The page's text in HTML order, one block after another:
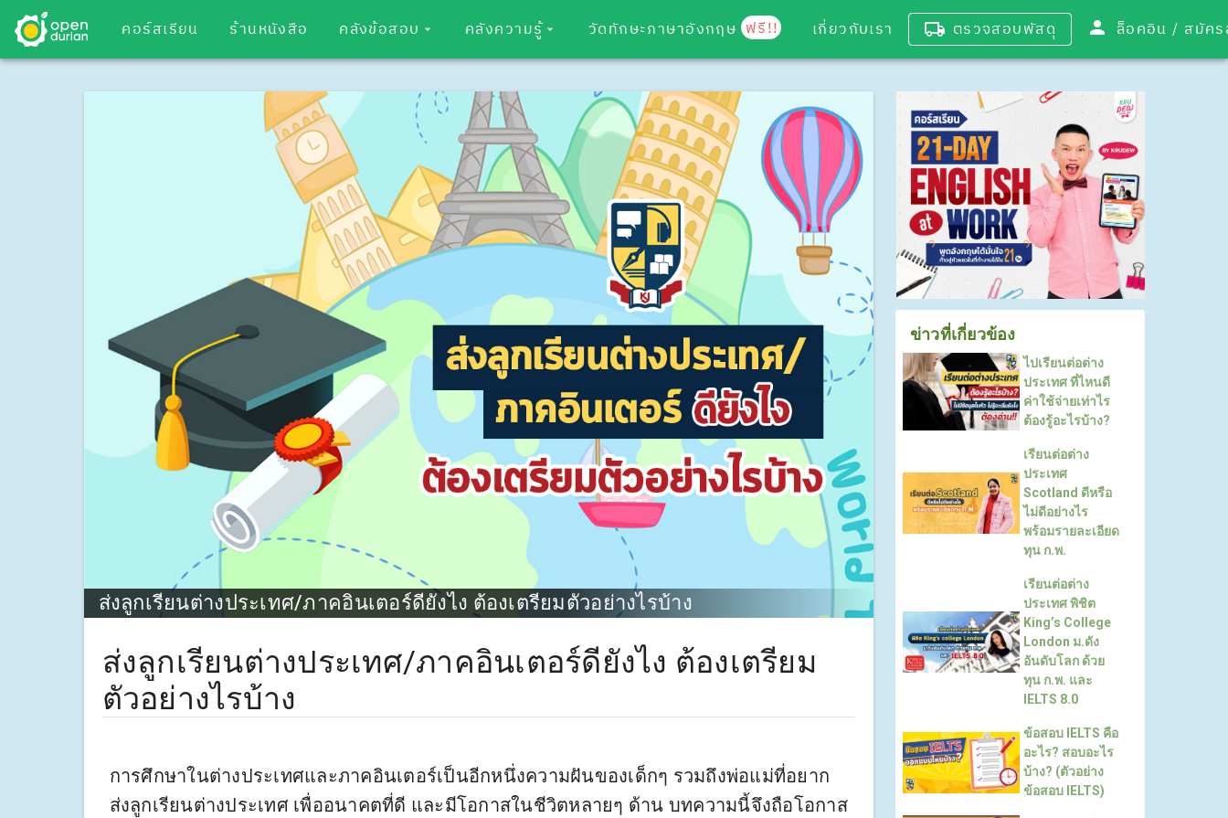
คอร์สเรียน ร้านหนังสือ คลังข้อสอบ คลังความรู้ วัดทักษะภาษาอังกฤษ ฟรี!! เกี่ยวกับเรา ตรวจสอบพัสดุ ล็อคอิน /
ส่งลูกเรียนต่างประเทศ/ภาคอินเตอร์ดียังไง ต้องเตรียมตัวอย่างไรบ้าง
ส่งลูกเรียนต่างประเทศ/ภาคอินเตอร์ดียังไง ต้องเตรียม
ตัวอย่างไรบ้าง
การศึกษาในต่างประเทศและภาคอินเตอร์เป็นอีกหนึ่งความฝันของเด็กๆ รวมถึงพ่อแม่ที่อยาก
ส่งลูกเรียนต่างประเทศ เพื่ออนาคตที่ดี และมีโอกาสในชีวิตหลายๆ ด้าน บทความนี้จึงถือโอกาส
ข่าวที่เกี่ยวข้อง
ไปเรียนต่อต่าง
ประเทศ ที่ไหนดี
ค่าใช้จ่ายเท่าไร
ต้องรู้อะไรบ้าง?
เรียนต่อต่าง
ประเทศ
Scotland ดีหรือ
ไม่ดีอย่างไร
พร้อมรายละเอียด
ทุน ก.พ.
เรียนต่อต่าง
ประเทศ พิชิต
King’s College
London ม.ดัง
อันดับโลก ด้วย
ทุน ก.พ. และ
IELTS 8.0
ข้อสอบ IELTS คือ
อะไร? สอบอะไร
บ้าง? (ตัวอย่าง
ข้อสอบ IELTS)